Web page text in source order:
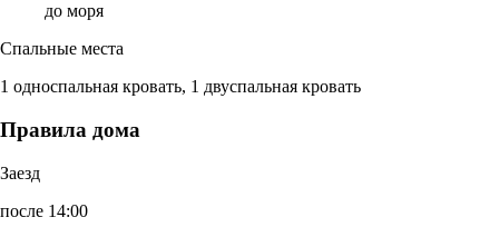
до моря
Спальные места
1 односпальная кровать, 1 двуспальная кровать
Правила дома
Заезд
после 14:00